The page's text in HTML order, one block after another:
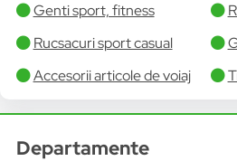
Genti sport, fitness
Rucsacuri sport casual
Accesorii articole de voiaj
Departamente